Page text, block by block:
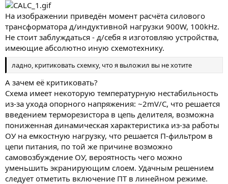
На изображении приведён момент расчёта силового
трансформатора д/индуктивной нагрузки 900W, 100kHz.
Не стоит заблуждаться - д/себя я изготовляю устройства,
имеющие абсолютно иную схемотехнику.
ладно, критиковать схемку, что я выложил вы не хотите
А зачем её критиковать?
Схема имеет некоторую температурную нестабильность
из-за ухода опорного напряжения: ~2mV/C, что решается
введением терморезистора в цепь делителя, возможна
пониженная динамическая характеристика из-за работы
ОУ на емкостную нагрузку, что решается П-фильтром в
цепи питания, по той же причине возможно
самовозбуждение ОУ, вероятность чего можно
уменьшить экранирующим слоем. Удачным решением
следует отметить включение ПТ в линейном режиме.